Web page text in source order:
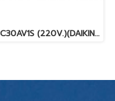
FCC30AV1S (220V.)(DAIKIN SKYAIR) รุ่นฝังในฝ้ากระจายลม 8 ทิศทาง FIXED SPEED น้ำยา R32 พร้อมบริการติดตั้ง